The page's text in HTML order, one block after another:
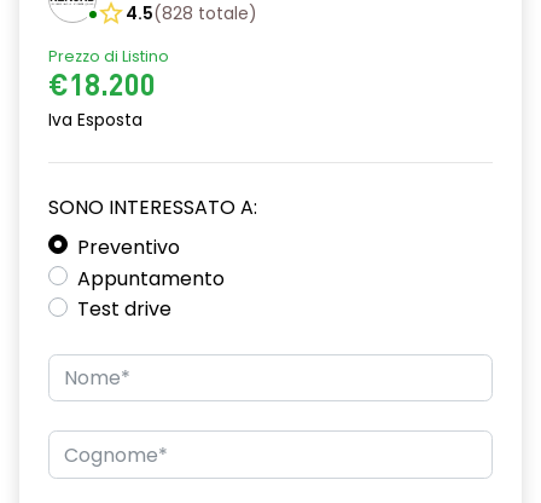
Bracciolo anteriore con vano portaoggetti
Chiave pieghevole a 3 pulsanti
Distance warning avviso distanza di sicurezza
Driver display con schermo TFT da 3,5''
Eco Mode
compatibile 2G/3G o 4G/5G in base al veicolo
Firma luminosa pixelata con fari full LED
HARM03
4.5(828 totale)
Prezzo di Listino
€18.200
Iva Esposta
SONO INTERESSATO A:
Preventivo
Appuntamento
Test drive